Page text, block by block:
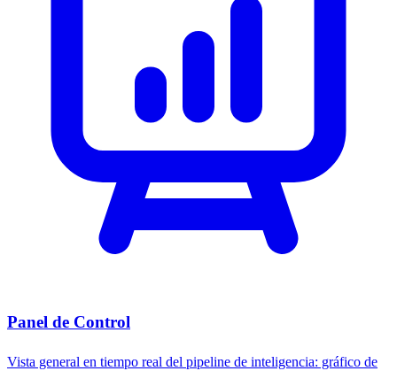
Panel de Control
Vista general en tiempo real del pipeline de inteligencia: gráfico de